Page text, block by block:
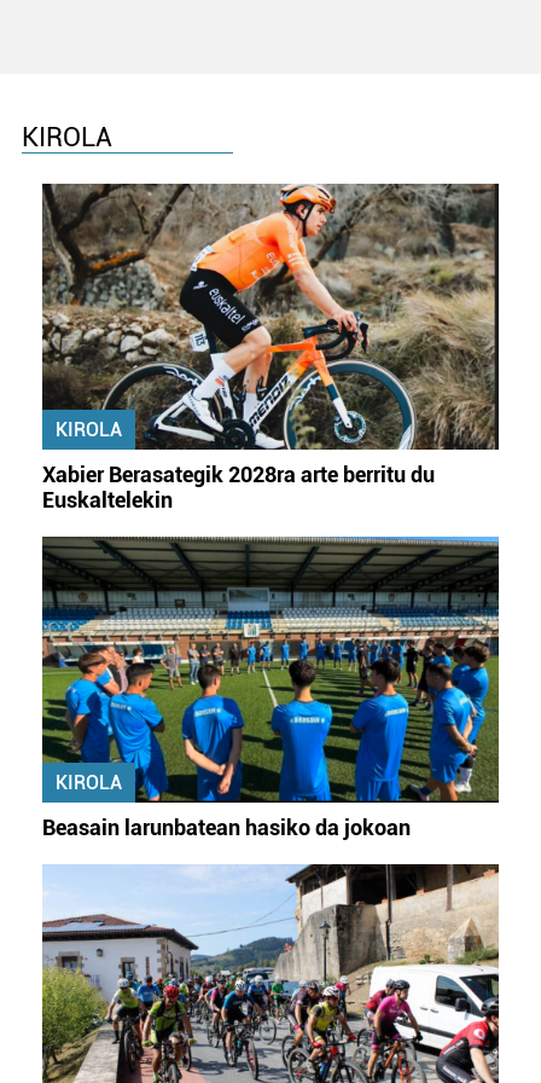
zerbitzuak hobetzeko asmoz, cookie teknologiaz
erabiltzeko baimen esplizitua ematen diguzu.Gehiago
irakurri
KIROLA
KIROLA
Xabier Berasategik 2028ra arte berritu du
Euskaltelekin
KIROLA
Beasain larunbatean hasiko da jokoan